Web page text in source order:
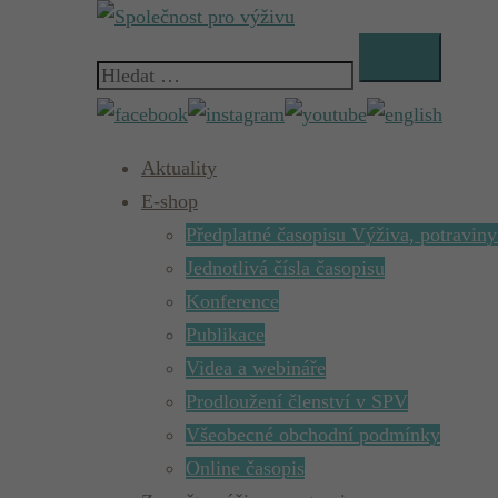
Vyhledávání
Aktuality
E-shop
Předplatné časopisu Výživa,
Jednotlivá čísla časopisu
Konference
Publikace
Videa a webináře
Prodloužení členství v SPV
Všeobecné obchodní podmínky
Online časopis